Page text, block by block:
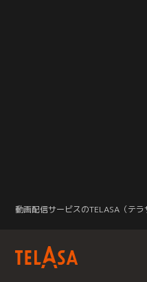
動画配信サービスのTELASA（テラ